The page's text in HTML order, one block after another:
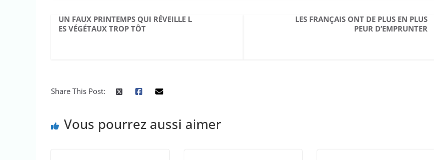
UN FAUX PRINTEMPS QUI RÉVEILLE L
ES VÉGÉTAUX TROP TÔT
LES FRANÇAIS ONT DE PLUS EN PLUS
PEUR D’EMPRUNTER
Share This Post:
Vous pourrez aussi aimer